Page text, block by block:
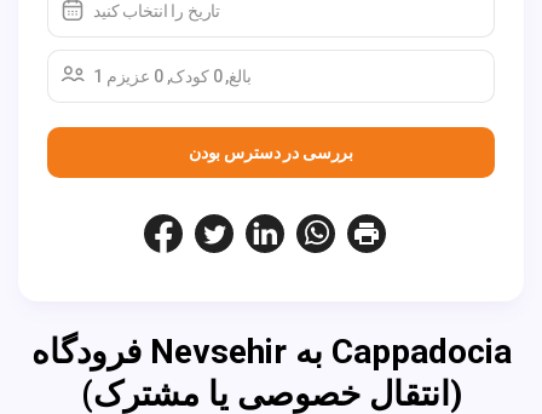
تاریخ را انتخاب کنید
1 بالغ, 0 کودک, 0 عزیزم
بررسی در دسترس بودن
فرودگاه Nevsehir به Cappadocia
(انتقال خصوصی یا مشترک)